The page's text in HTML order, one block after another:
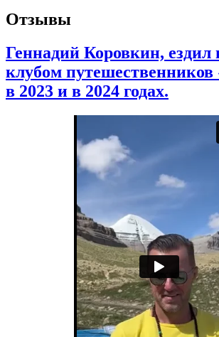
Отзывы
Геннадий Коровкин, ездил
клубом путешественников
в 2023 и в 2024 годах.